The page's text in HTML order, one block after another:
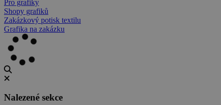
Pro grafiky
Shopy grafiků
Zakázkový potisk textilu
Grafika na zakázku
Nalezené sekce